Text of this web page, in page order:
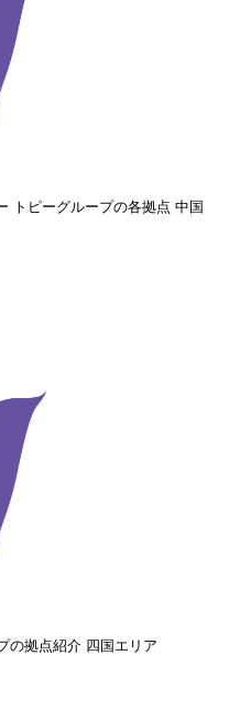
トピーグループの各拠点 中国
の拠点紹介 四国エリア